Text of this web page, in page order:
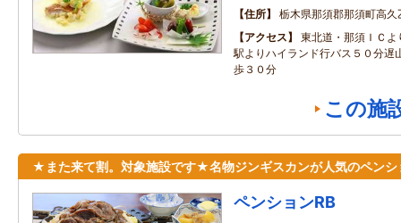
住所
栃木県那須郡那須町高
アクセス
東北道・那須ＩＣ
駅よりハイランド行バス５０分遅
歩３０分
この施
★また来て割。対象施設です★名物ジンギスカンが人気のペンシ
ペンションRB